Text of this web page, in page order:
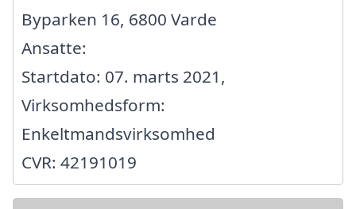
Byparken 16, 6800 Varde
Ansatte:
Startdato: 07. marts 2021,
Virksomhedsform:
Enkeltmandsvirksomhed
CVR: 42191019